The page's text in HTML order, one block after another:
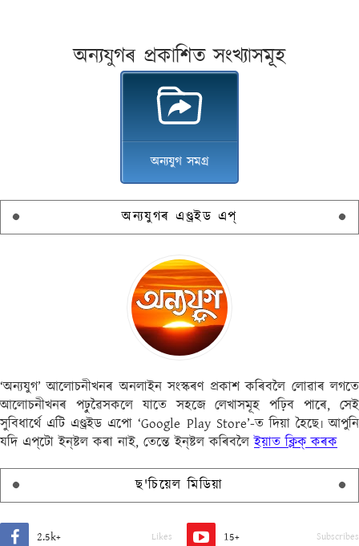
অন্যযুগৰ প্ৰকাশিত সংখ্যাসমূহ
অন্যযুগ সমগ্ৰ
অন্যযুগৰ এণ্ড্ৰইড এপ্
‘অন্যযুগ’ আলোচনীখনৰ অনলাইন সংস্কৰণ প্ৰকাশ কৰিবলৈ লোৱাৰ লগতে
আলোচনীখনৰ পঢ়ুৱৈসকলে যাতে সহজে লেখাসমূহ পঢ়িব পাৰে, সেই
সুবিধাৰ্থে এটি এণ্ড্ৰইড এপো ‘Google Play Store’-ত দিয়া হৈছে৷ আপুনি
যদি এপ্‌টো ইন্‌ষ্টল কৰা নাই, তেন্তে ইন্‌ষ্টল কৰিবলৈইয়াত ক্লিক্ কৰক
ছ'চিয়েল মিডিয়া
2.5k+ Likes 15+ Subscribes